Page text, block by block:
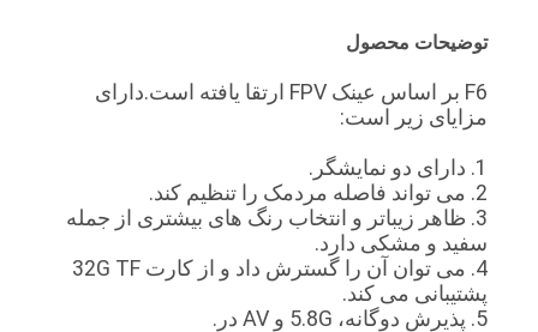
حریم
خصوصی
توضیحات محصول
F6 بر اساس عینک FPV ارتقا یافته است.دارای
مزایای زیر است:
1. دارای دو نمایشگر.
2. می تواند فاصله مردمک را تنظیم کند.
3. ظاهر زیباتر و انتخاب رنگ های بیشتری از جمله
سفید و مشکی دارد.
4. می توان آن را گسترش داد و از کارت 32G TF
پشتیبانی می کند.
5. پذیرش دوگانه، 5.8G و AV در.